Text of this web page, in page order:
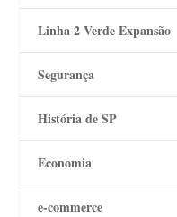
Linha 2 Verde Expansão
Segurança
História de SP
Economia
e-commerce